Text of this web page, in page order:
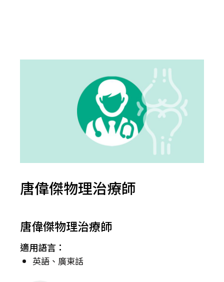
唐偉傑物理治療師
唐偉傑物理治療師
適用語言：
英語、廣東話